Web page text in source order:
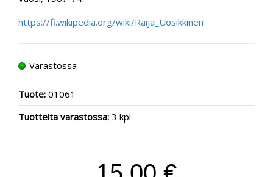
https://fi.wikipedia.org/wiki/Raija_Uosikkinen
Varastossa
Tuote: 01061
Tuotteita varastossa: 3 kpl